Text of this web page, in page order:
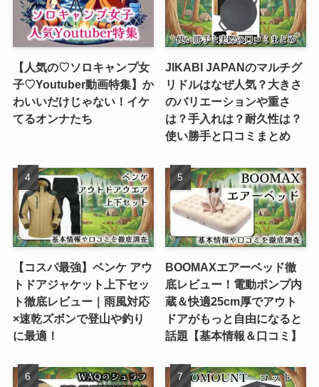
【人気の♡ソロキャンプ女
子♡Youtuber動画特集】か
わいいだけじゃない！イケ
てるオンナたち
JIKABI JAPANのマルチグ
リドルはなぜ人気？大きさ
のバリエーションや重さ
は？手入れは？耐久性は？
使い勝手と口コミまとめ
【コスパ最強】ベンケ アウ
トドアジャケット上下セッ
ト徹底レビュー｜雨風対応
×速乾ズボンで登山や釣り
に最適！
BOOMAXエアーベッド徹
底レビュー！電動ポンプ内
蔵＆快適25cm厚でアウト
ドアがもっと自由になると
話題【基本情報＆口コミ】